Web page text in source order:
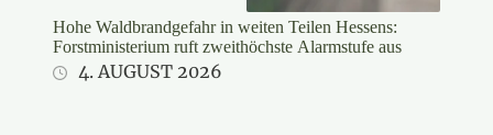
Hohe Waldbrandgefahr in weiten Teilen Hessens:
Forstministerium ruft zweithöchste Alarmstufe aus
4. AUGUST 2026